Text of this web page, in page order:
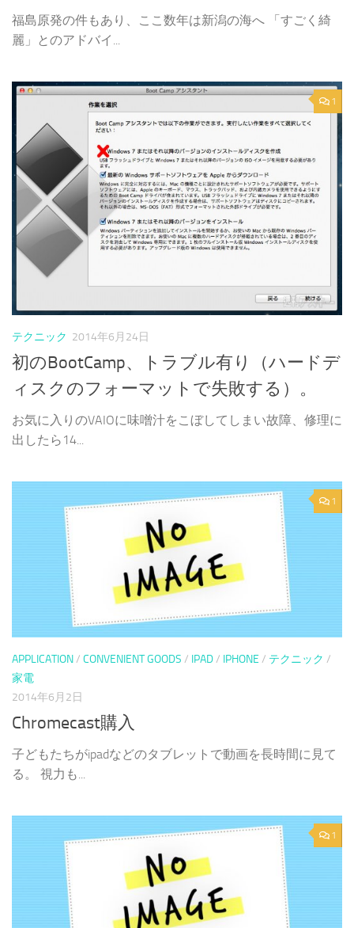
福島原発の件もあり、ここ数年は新潟の海へ 「すごく綺
麗」とのアドバイ...
1
テクニック 2014年6月24日
初のBootCamp、トラブル有り（ハードデ
ィスクのフォーマットで失敗する）。
お気に入りのVAIOに味噌汁をこぼしてしまい故障、修理に
出したら14...
1
APPLICATION/ CONVENIENT GOODS / IPAD/ IPHONE / テクニック /
家電
2014年6月2日
Chromecast購入
子どもたちがipadなどのタブレットで動画を長時間に見て
る。 視力も...
1